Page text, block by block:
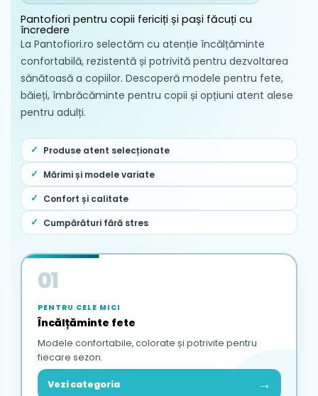
Pantofiori pentru copii fericiți și pași făcuți cu
încredere
La Pantofiori.ro selectăm cu atenție încălțăminte
confortabilă, rezistentă și potrivită pentru dezvoltarea
sănătoasă a copiilor. Descoperă modele pentru fete,
băieți, îmbrăcăminte pentru copii și opțiuni atent alese
pentru adulți.
Produse atent selecționate
Mărimi și modele variate
Confort și calitate
Cumpărături fără stres
01
PENTRU CELE MICI
Încălțăminte fete
Modele confortabile, colorate și potrivite pentru
fiecare sezon.
Vezi categoria →